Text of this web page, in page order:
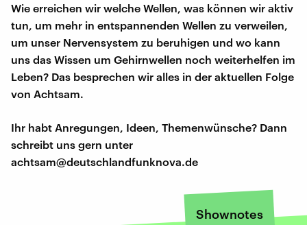
Wie erreichen wir welche Wellen, was können wir aktiv
tun, um mehr in entspannenden Wellen zu verweilen,
um unser Nervensystem zu beruhigen und wo kann
uns das Wissen um Gehirnwellen noch weiterhelfen im
Leben? Das besprechen wir alles in der aktuellen Folge
von Achtsam.
Ihr habt Anregungen, Ideen, Themenwünsche? Dann
schreibt uns gern unter
achtsam@deutschlandfunknova.de
Shownotes